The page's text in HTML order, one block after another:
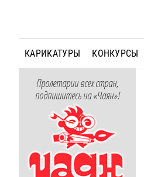
КАРИКАТУРЫ КОНКУРСЫ
Пролетарии всех стран,
подпишитесь на «Чаян»!